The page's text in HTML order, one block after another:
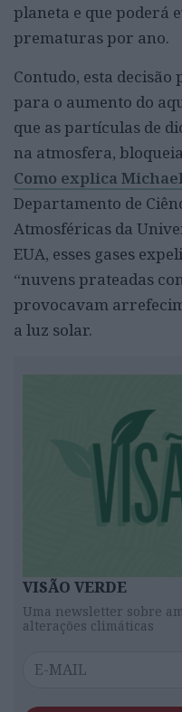
planeta e que poderá
prematuras por ano.
Contudo, esta
para o aumento do
que as partículas de
na atmosfera,
Como explica
Departamento de
Atmosféricas da
EUA, esses gases
“nuvens prateadas
provocavam
a luz solar.
VISÃO VERDE
Uma newsletter sobre
alterações climáticas